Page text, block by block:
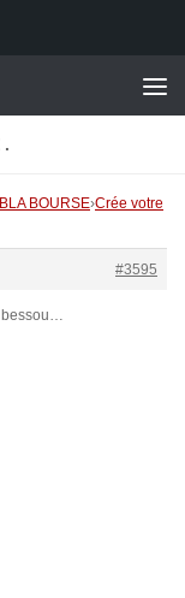
.
BOURSE›Crée votre
#3595
bessou…